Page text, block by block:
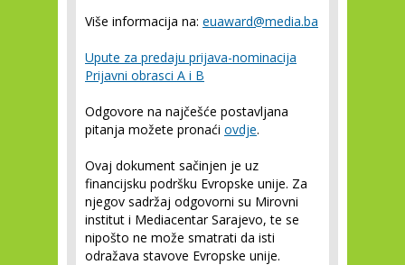
Više informacija na: euaward@media.ba
Upute za predaju prijava-nominacija
Prijavni obrasci A i B
Odgovore na najčešće postavljana
pitanja možete pronaći ovdje.
Ovaj dokument sačinjen je uz
financijsku podršku Evropske unije. Za
njegov sadržaj odgovorni su Mirovni
institut i Mediacentar Sarajevo, te se
nipošto ne može smatrati da isti
odražava stavove Evropske unije.